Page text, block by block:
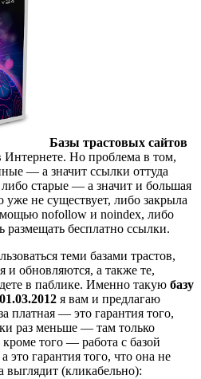
Базы трастовых сайтов
Но проблема в том,
— а значит ссылки оттуда
старые — а значит и большая
уже не существует, либо закрыла
nofollow и noindex, либо
размещать бесплатно ссылки.
теми базами трастов,
и обновляются, а также те,
в паблике. Именно такую базу
я вам и предлагаю
платная — это гарантия того,
раз меньше — там только
того — работа с базой
это гарантия того, что она не
выглядит (кликабельно):